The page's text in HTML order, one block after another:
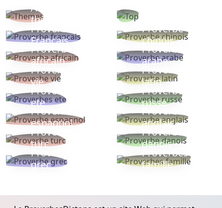
Autres
thèmes
Proverbe
Français
Proverbe
chinois
Proverbe
africain
Proverbe
arabe
Proverbe
vie
Proverbe
latin
Proverbes
ete
Proverbe
russe
Proverbe
espagnol
Proverbe
anglais
Proverbe
turc
Proverbe
danois
Proverbe
grec
Proverbes
famille